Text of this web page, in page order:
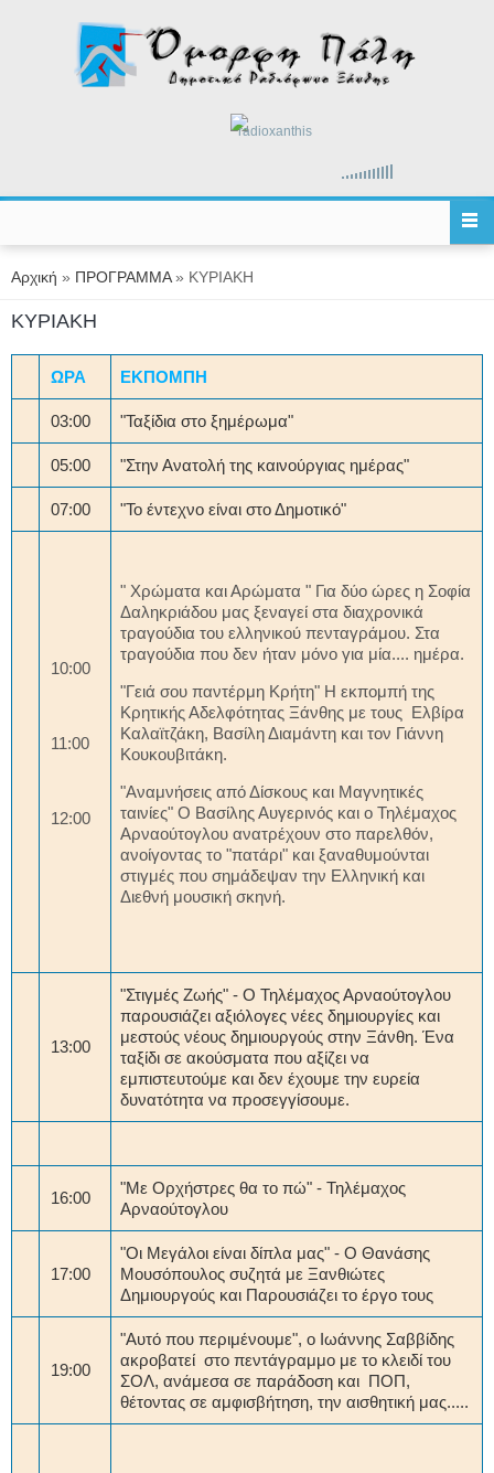
radioxanthis
Είστε εδώ
Αρχική » ΠΡΟΓΡΑΜΜΑ» ΚΥΡΙΑΚΗ
ΚΥΡΙΑΚΗ
ΩΡΑ ΕΚΠΟΜΠΗ
03:00 "Ταξίδια στο ξημέρωμα"
05:00 "Στην Ανατολή της καινούργιας ημέρας"
07:00 "Το έντεχνο είναι στο Δημοτικό"
10:00
11:00
12:00
" Χρώματα και Αρώματα " Για δύο ώρες η Σοφία
Δαληκριάδου μας ξεναγεί στα διαχρονικά
τραγούδια του ελληνικού πενταγράμου. Στα
τραγούδια που δεν ήταν μόνο για μία.... ημέρα.
"Γειά σου παντέρμη Κρήτη" Η εκπομπή της
Κρητικής Αδελφότητας Ξάνθης με τους Ελβίρα
Καλαϊτζάκη, Βασίλη Διαμάντη και τον Γιάννη
Κουκουβιτάκη.
"Αναμνήσεις από Δίσκους και Μαγνητικές
ταινίες" Ο Βασίλης Αυγερινός και ο Τηλέμαχος
Αρναούτογλου ανατρέχουν στο παρελθόν,
ανοίγοντας το "πατάρι" και ξαναθυμούνται
στιγμές που σημάδεψαν την Ελληνική και
Διεθνή μουσική σκηνή.
13:00
"Στιγμές Ζωής" - Ο Τηλέμαχος Αρναούτογλου
παρουσιάζει αξιόλογες νέες δημιουργίες και
μεστούς νέους δημιουργούς στην Ξάνθη. Ένα
ταξίδι σε ακούσματα που αξίζει να
εμπιστευτούμε και δεν έχουμε την ευρεία
δυνατότητα να προσεγγίσουμε.
16:00
"Με Ορχήστρες θα το πώ" - Τηλέμαχος
Αρναούτογλου
17:00
"Οι Μεγάλοι είναι δίπλα μας" - Ο Θανάσης
Μουσόπουλος συζητά με Ξανθιώτες
Δημιουργούς και Παρουσιάζει το έργο τους
19:00
"Αυτό που περιμένουμε", ο Ιωάννης Σαββίδης
ακροβατεί στο πεντάγραμμο με το κλειδί του
ΣΟΛ, ανάμεσα σε παράδοση και ΠΟΠ,
θέτοντας σε αμφισβήτηση, την αισθητική μας.....